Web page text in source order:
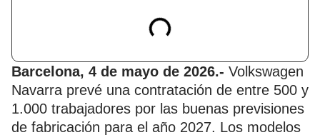
Barcelona, 4 de mayo de 2026.- Volkswagen
Navarra prevé una contratación de entre 500 y
1.000 trabajadores por las buenas previsiones
de fabricación para el año 2027. Los modelos